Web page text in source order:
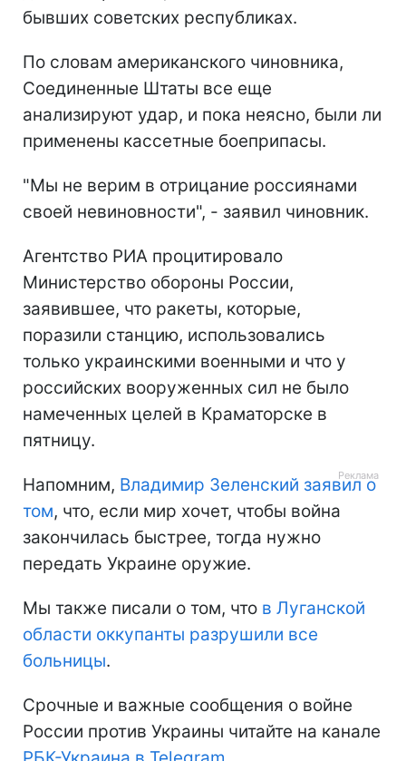
бывших советских республиках.
По словам американского чиновника,
Соединенные Штаты все еще
анализируют удар, и пока неясно, были ли
применены кассетные боеприпасы.
"Мы не верим в отрицание россиянами
своей невиновности", - заявил чиновник.
Агентство РИА процитировало
Министерство обороны России,
заявившее, что ракеты, которые,
поразили станцию, использовались
только украинскими военными и что у
российских вооруженных сил не было
намеченных целей в Краматорске в
пятницу.
Напомним, Владимир Зеленский заявил о
том, что, если мир хочет, чтобы война
закончилась быстрее, тогда нужно
передать Украине оружие.
Мы также писали о том, что в Луганской
области оккупанты разрушили все
больницы.
Срочные и важные сообщения о войне
России против Украины читайте на канале